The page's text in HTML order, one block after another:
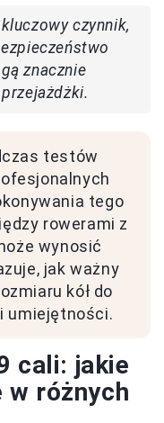
czynnik,
znacznie
testów
tego
rowerami z
wynosić
jak ważny
kół do
umiejętności.
cali: jakie
w różnych